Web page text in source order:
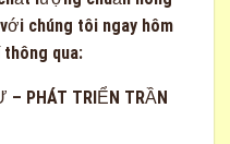
chúng tôi ngay hôm
qua:
– PHÁT TRIỂN TRẦN